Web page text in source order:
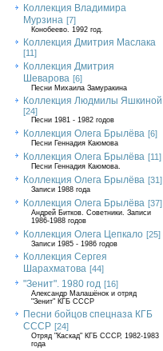
Коллекция Владимира
Мурзина [7]
Конобеево. 1992 год.
Коллекция Дмитрия Маслака
[11]
Коллекция Дмитрия
Шеварова [6]
Песни Михаила Замуракина
Коллекция Людмилы Яшкиной
[24]
Песни 1981 - 1982 годов
Коллекция Олега Брылёва [6]
Песни Геннадия Каюмова
Коллекция Олега Брылёва [11]
Песни Геннадия Каюмова.
Коллекция Олега Брылёва [31]
Записи 1988 года
Коллекция Олега Брылёва [37]
Андрей Битков. Советники. Записи
1986-1988 годов
Коллекция Олега Цепкало [25]
Записи 1985 - 1986 годов
Коллекция Сергея
Шарахматова [44]
"Зенит". 1980 год [16]
Александр Малашёнок и отряд
"Зенит" КГБ СССР
Песни бойцов спецназа КГБ
СССР [24]
Отряд "Каскад" КГБ СССР, 1982-1983
года